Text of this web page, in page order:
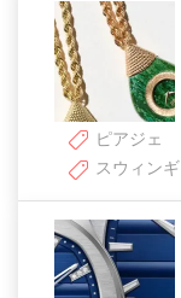
ピアジェ
スウィン